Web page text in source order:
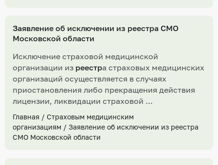
Заявление об исключении из реестра СМО
Московской области
Исключение страховой медицинской
организации из реестра страховых медицинских
организаций осуществляется в случаях
приостановления либо прекращения действия
лицензии, ликвидации страховой ...
Главная /Страховым медицинским
организациям /Заявление об исключении из реестра
СМО Московской области